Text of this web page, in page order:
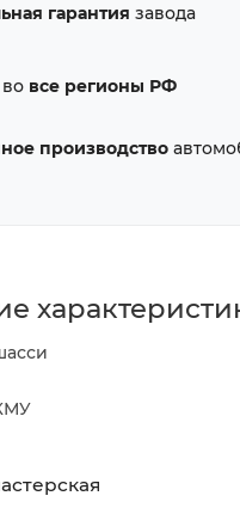
гарантия завода
все регионы РФ
производство